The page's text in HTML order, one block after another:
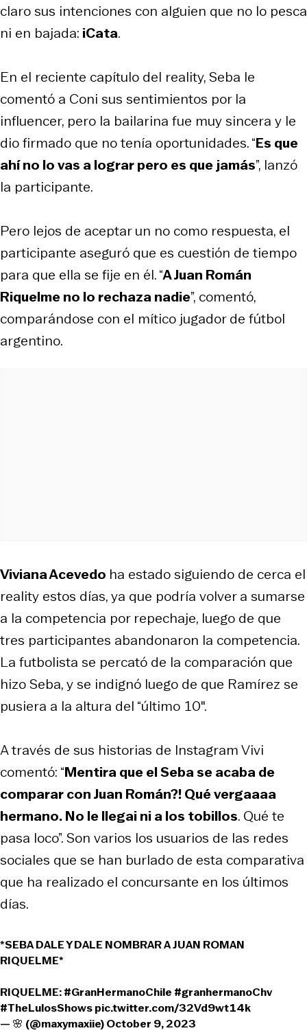
claro sus intenciones con alguien que no lo pesca
ni en bajada: iCata.
En el reciente capítulo del reality, Seba le
comentó a Coni sus sentimientos por la
influencer, pero la bailarina fue muy sincera y le
dio firmado que no tenía oportunidades. “Es que
ahí no lo vas a lograr pero es que jamás”, lanzó
la participante.
Pero lejos de aceptar un no como respuesta, el
participante aseguró que es cuestión de tiempo
para que ella se fije en él. “A Juan Román
Riquelme no lo rechaza nadie”, comentó,
comparándose con el mítico jugador de fútbol
argentino.
Viviana Acevedo ha estado siguiendo de cerca el
reality estos días, ya que podría volver a sumarse
a la competencia por repechaje, luego de que
tres participantes abandonaron la competencia.
La futbolista se percató de la comparación que
hizo Seba, y se indignó luego de que Ramírez se
pusiera a la altura del “último 10″.
A través de sus historias de Instagram Vivi
comentó: “Mentira que el Seba se acaba de
comparar con Juan Román?! Qué vergaaaa
hermano. No le llegai ni a los tobillos. Qué te
pasa loco”. Son varios los usuarios de las redes
sociales que se han burlado de esta comparativa
que ha realizado el concursante en los últimos
días.
*SEBA DALE Y DALE NOMBRAR A JUAN ROMAN
RIQUELME*
RIQUELME:#GranHermanoChile #granhermanoChv
#TheLulosShowspic.twitter.com/32Vd9wt14k
— 🌸 (@maxymaxiie)October 9, 2023